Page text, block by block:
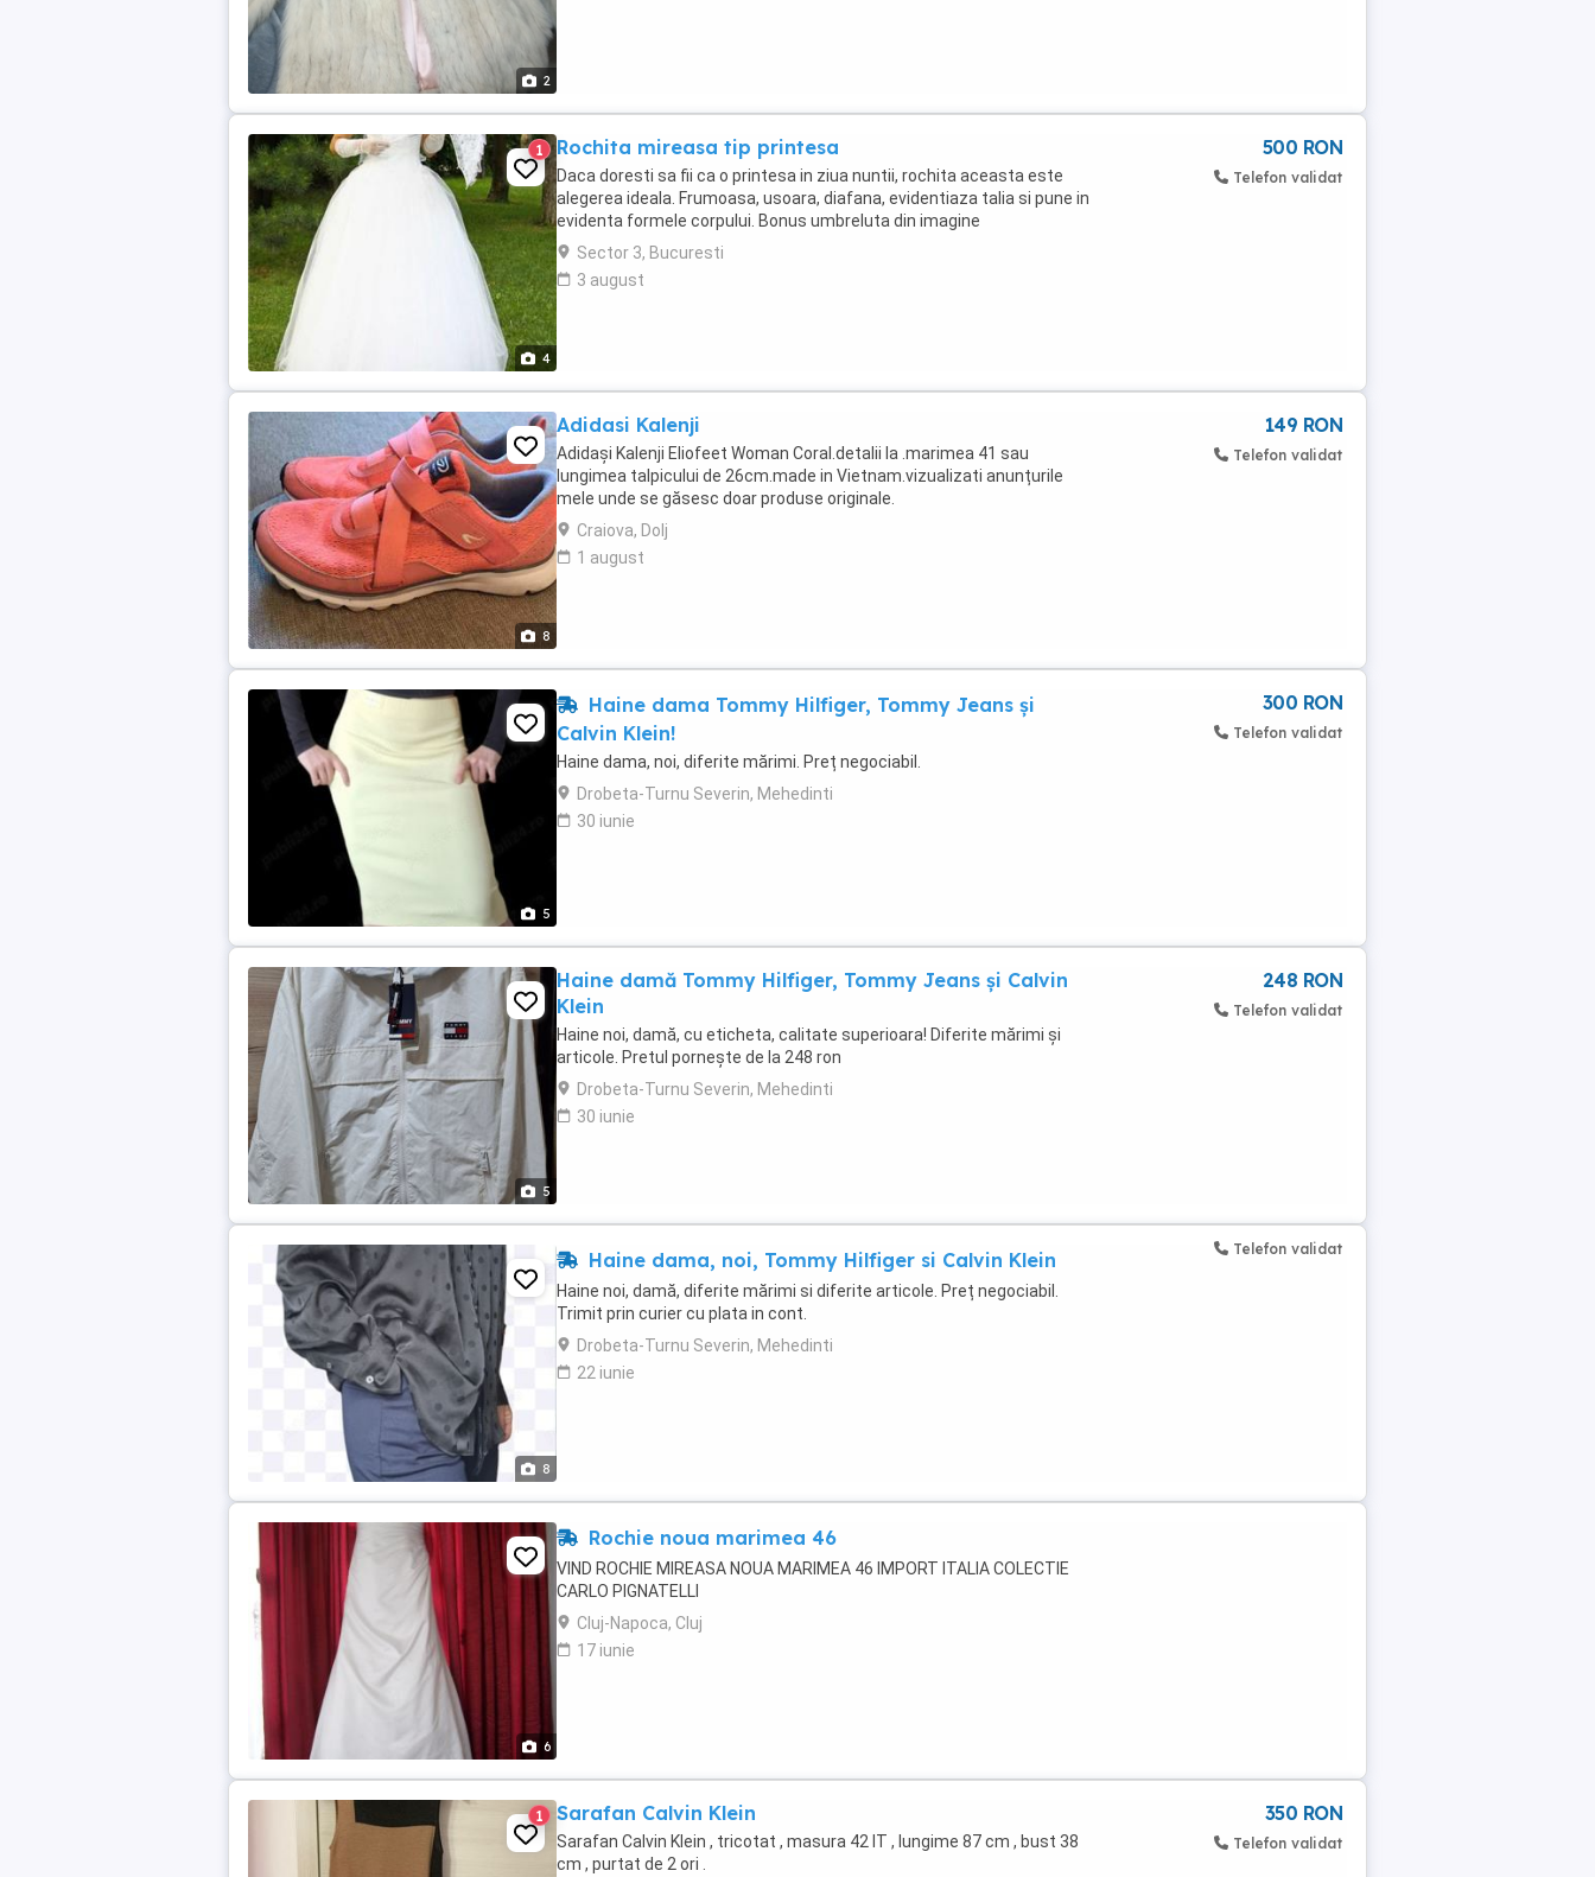
2
4
1 Rochita mireasa tip printesa
Daca doresti sa fii ca o printesa in ziua nuntii, rochita aceasta este
alegerea ideala. Frumoasa, usoara, diafana, evidentiaza talia si pune in
evidenta formele corpului. Bonus umbreluta din imagine
Sector 3, Bucuresti
3 august
500 RON
Telefon validat
8
Adidasi Kalenji
Adidași Kalenji Eliofeet Woman Coral.detalii la .marimea 41 sau
lungimea talpicului de 26cm.made in Vietnam.vizualizati anunțurile
mele unde se găsesc doar produse originale.
Craiova, Dolj
1 august
149 RON
Telefon validat
5
Haine dama Tommy Hilfiger, Tommy Jeans și
Calvin Klein!
Haine dama, noi, diferite mărimi. Preț negociabil.
Drobeta-Turnu Severin, Mehedinti
30 iunie
300 RON
Telefon validat
5
Haine damă Tommy Hilfiger, Tommy Jeans și Calvin
Klein
Haine noi, damă, cu eticheta, calitate superioara! Diferite mărimi și
articole. Pretul pornește de la 248 ron
Drobeta-Turnu Severin, Mehedinti
30 iunie
248 RON
Telefon validat
8
Haine dama, noi, Tommy Hilfiger si Calvin Klein
Haine noi, damă, diferite mărimi si diferite articole. Preț negociabil.
Trimit prin curier cu plata in cont.
Drobeta-Turnu Severin, Mehedinti
22 iunie
Telefon validat
6
Rochie noua marimea 46
VIND ROCHIE MIREASA NOUA MARIMEA 46 IMPORT ITALIA COLECTIE
CARLO PIGNATELLI
Cluj-Napoca, Cluj
17 iunie
1 Sarafan Calvin Klein
Sarafan Calvin Klein , tricotat , masura 42 IT , lungime 87 cm , bust 38
cm , purtat de 2 ori .
350 RON
Telefon validat